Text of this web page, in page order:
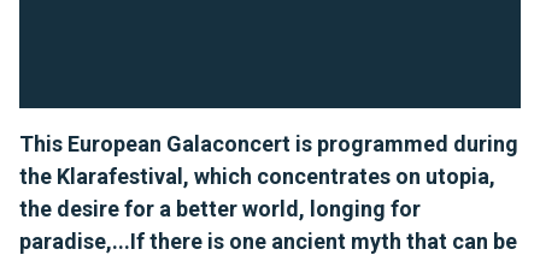
This European Galaconcert is programmed during
the Klarafestival, which concentrates on utopia,
the desire for a better world, longing for
paradise,...If there is one ancient myth that can be